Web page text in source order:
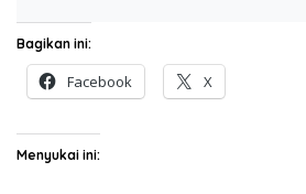
Bagikan ini:
Facebook X
Menyukai ini: